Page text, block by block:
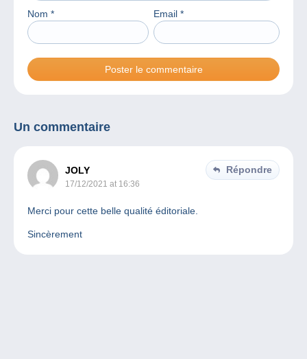
Nom * Email *
Un commentaire
JOLY
17/12/2021 at 16:36
Répondre
Merci pour cette belle qualité éditoriale.
Sincèrement